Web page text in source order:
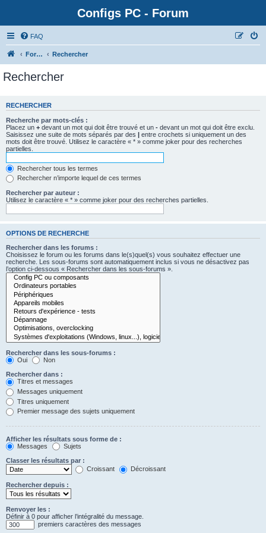
Configs PC - Forum
FAQ
Forum Rechercher
Rechercher
RECHERCHER
Recherche par mots-clés :
Placez un + devant un mot qui doit être trouvé et un - devant un mot qui doit être exclu.
Saisissez une suite de mots séparés par des | entre crochets si uniquement un des
mots doit être trouvé. Utilisez le caractère « * » comme joker pour des recherches
partielles.
Rechercher tous les termes
Rechercher n’importe lequel de ces termes
Rechercher par auteur :
Utilisez le caractère « * » comme joker pour des recherches partielles.
OPTIONS DE RECHERCHE
Rechercher dans les forums :
Choisissez le forum ou les forums dans le(s)quel(s) vous souhaitez effectuer une
recherche. Les sous-forums sont automatiquement inclus si vous ne désactivez pas
l’option ci-dessous « Rechercher dans les sous-forums ».
Rechercher dans les sous-forums :
Oui
Non
Rechercher dans :
Titres et messages
Messages uniquement
Titres uniquement
Premier message des sujets uniquement
Afficher les résultats sous forme de :
Messages
Sujets
Classer les résultats par :
Croissant
Décroissant
Rechercher depuis :
Renvoyer les :
Définir à 0 pour afficher l’intégralité du message.
premiers caractères des messages